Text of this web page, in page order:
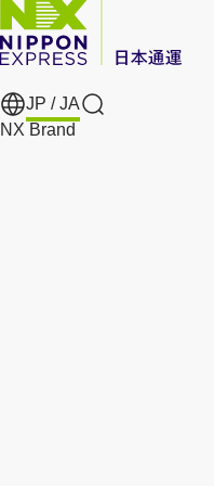
JP /JA
Search
NX Brand